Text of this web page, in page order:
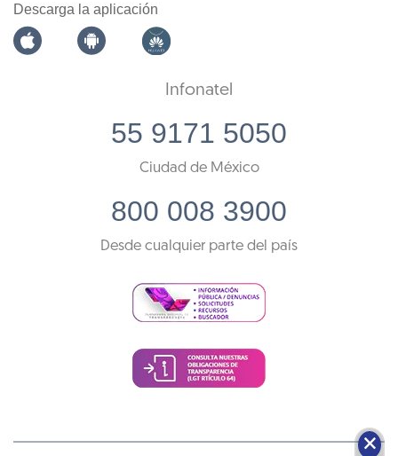
Descarga la aplicación
Infonatel
55 9171 5050
Ciudad de México
800 008 3900
Desde cualquier parte del país
🗙